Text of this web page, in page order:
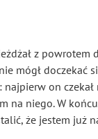
z powrotem
mógł doczekać
najpierw on czekał
na niego. W
że jestem już